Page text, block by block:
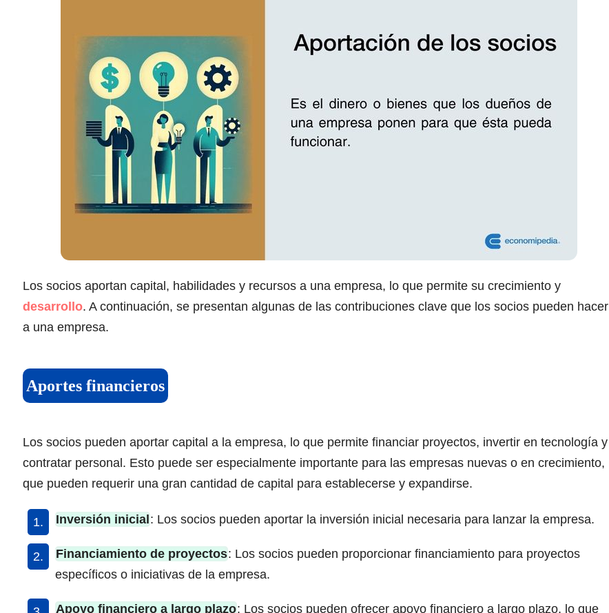
Los socios aportan capital, habilidades y recursos a una empresa, lo que permite su crecimiento y
desarrollo. A continuación, se presentan algunas de las contribuciones clave que los socios pueden hacer
a una empresa.
Aportes financieros
Los socios pueden aportar capital a la empresa, lo que permite financiar proyectos, invertir en tecnología y
contratar personal. Esto puede ser especialmente importante para las empresas nuevas o en crecimiento,
que pueden requerir una gran cantidad de capital para establecerse y expandirse.
Inversión inicial: Los socios pueden aportar la inversión inicial necesaria para lanzar la empresa.
Financiamiento de proyectos: Los socios pueden proporcionar financiamiento para proyectos
específicos o iniciativas de la empresa.
Apoyo financiero a largo plazo: Los socios pueden ofrecer apoyo financiero a largo plazo, lo que